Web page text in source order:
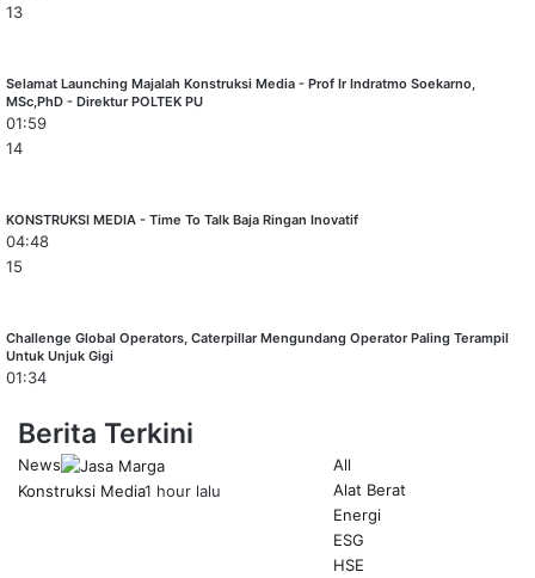
13
Selamat Launching Majalah Konstruksi Media - Prof Ir Indratmo Soekarno,
MSc,PhD - Direktur POLTEK PU
01:59
14
KONSTRUKSI MEDIA - Time To Talk Baja Ringan Inovatif
04:48
15
Challenge Global Operators, Caterpillar Mengundang Operator Paling Terampil
Untuk Unjuk Gigi
01:34
Berita Terkini
All
Alat Berat
Energi
ESG
HSE
News
Konstruksi Media1 hour lalu